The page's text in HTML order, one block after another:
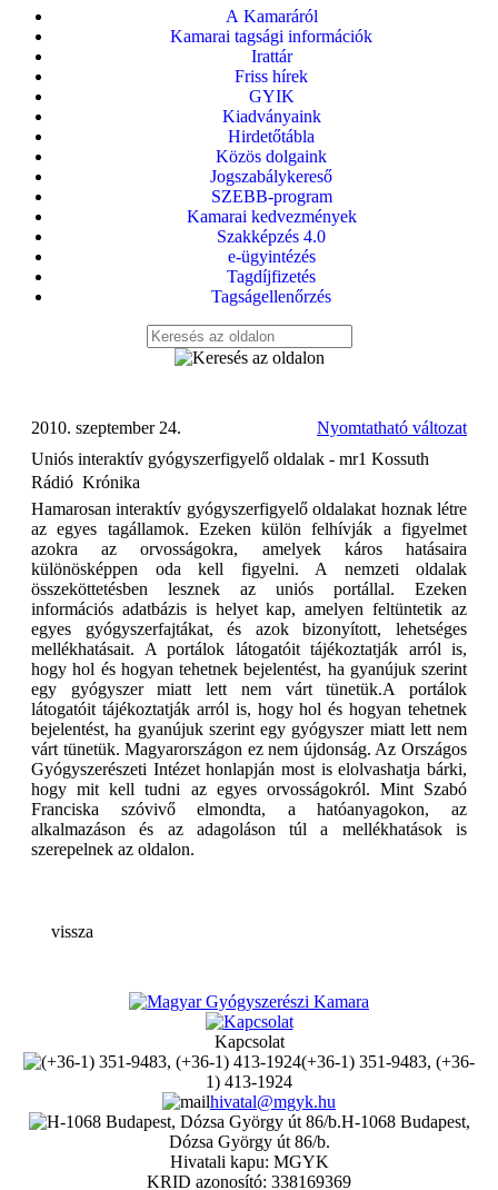
A Kamaráról
Kamarai tagsági információk
Irattár
Friss hírek
GYIK
Kiadványaink
Hirdetőtábla
Közös dolgaink
Jogszabálykereső
SZEBB-program
Kamarai kedvezmények
Szakképzés 4.0
e-ügyintézés
Tagdíjfizetés
Tagságellenőrzés
Nyomtatható változat
2010. szeptember 24.
Uniós interaktív gyógyszerfigyelő oldalak - mr1 Kossuth
Rádió  Krónika
Hamarosan interaktív gyógyszerfigyelő oldalakat hoznak létre
az egyes tagállamok. Ezeken külön felhívják a figyelmet
azokra az orvosságokra, amelyek káros hatásaira
különösképpen oda kell figyelni. A nemzeti oldalak
összeköttetésben lesznek az uniós portállal. Ezeken
információs adatbázis is helyet kap, amelyen feltüntetik az
egyes gyógyszerfajtákat, és azok bizonyított, lehetséges
mellékhatásait. A portálok látogatóit tájékoztatják arról is,
hogy hol és hogyan tehetnek bejelentést, ha gyanújuk szerint
egy gyógyszer miatt lett nem várt tünetük.A portálok
látogatóit tájékoztatják arról is, hogy hol és hogyan tehetnek
bejelentést, ha gyanújuk szerint egy gyógyszer miatt lett nem
várt tünetük. Magyarországon ez nem újdonság. Az Országos
Gyógyszerészeti Intézet honlapján most is elolvashatja bárki,
hogy mit kell tudni az egyes orvosságokról. Mint Szabó
Franciska szóvivő elmondta, a hatóanyagokon, az
alkalmazáson és az adagoláson túl a mellékhatások is
szerepelnek az oldalon.
vissza
Kapcsolat
(+36-1) 351-9483, (+36-
1) 413-1924
hivatal@mgyk.hu
H-1068 Budapest,
Dózsa György út 86/b.
Hivatali kapu: MGYK
KRID azonosító: 338169369